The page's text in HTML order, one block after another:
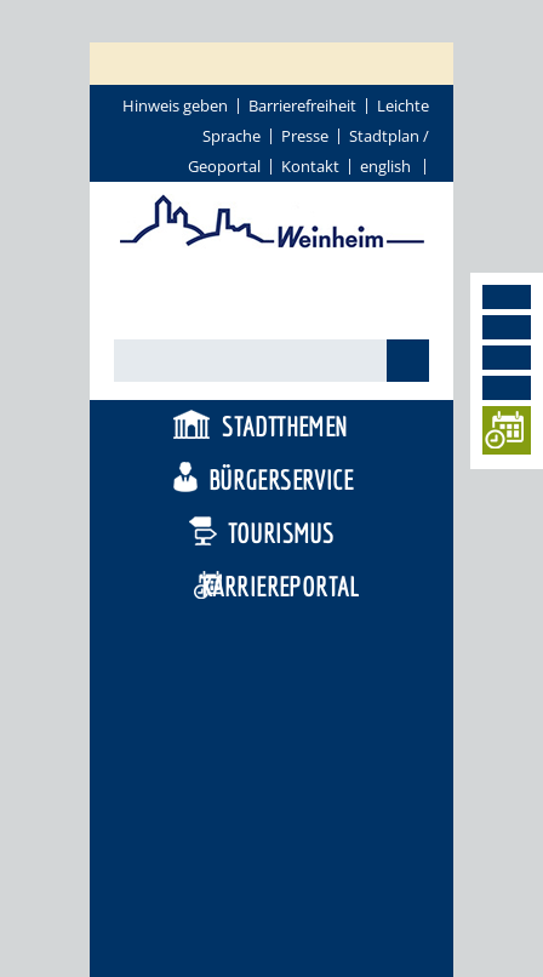
Hinweis geben Barrierefreiheit
Leichte
Sprache
Presse
Stadtplan /
Geoportal
Kontakt english
STADTTHEMEN
BÜRGERSERVICE
TOURISMUS
KARRIEREPORTAL